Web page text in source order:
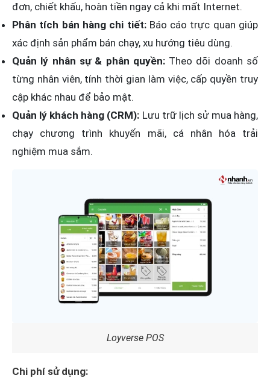
đơn, chiết khấu, hoàn tiền ngay cả khi mất Internet.
Phân tích bán hàng chi tiết:Báo cáo trực quan giúp
xác định sản phẩm bán chạy, xu hướng tiêu dùng.
Quản lý nhân sự & phân quyền:Theo dõi doanh số
từng nhân viên, tính thời gian làm việc, cấp quyền truy
cập khác nhau để bảo mật.
Quản lý khách hàng (CRM): Lưu trữ lịch sử mua hàng,
chạy chương trình khuyến mãi, cá nhân hóa trải
nghiệm mua sắm.
Loyverse POS
Chi phí sử dụng: